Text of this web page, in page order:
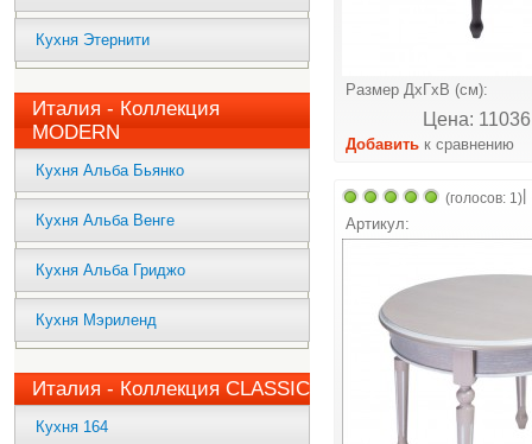
Кухня Этернити
Италия - Коллекция
MODERN
Кухня Альба Бьянко
Кухня Альба Венге
Кухня Альба Гриджо
Кухня Мэриленд
Италия - Коллекция CLASSIC
Кухня 164
Размер ДхГхВ (см):
Цена:
Добавить к сравнению
(голосов: 1)
Артикул: